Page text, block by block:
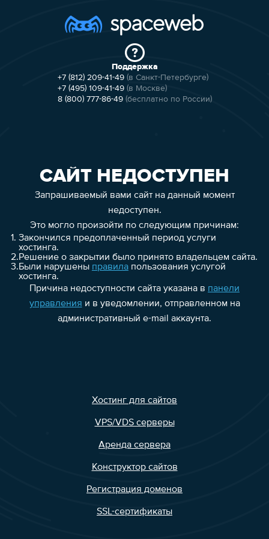
Поддержка
+7 (812) 209-41-49 (в Санкт-Петербурге)
+7 (495) 109-41-49 (в Москве)
8 (800) 777-86-49 (бесплатно по России)
САЙТ НЕДОСТУПЕН
Запрашиваемый вами сайт на данный момент
недоступен.
Это могло произойти по следующим причинам:
1. Закончился предоплаченный период услуги
хостинга.
2.Решение о закрытии было принято владельцем сайта.
3.Были нарушены правилапользования услугой
хостинга.
Причина недоступности сайта указана в панели
управления и в уведомлении, отправленном на
административный e-mail аккаунта.
Хостинг для сайтов
VPS/VDS серверы
Аренда сервера
Конструктор сайтов
Регистрация доменов
SSL-сертификаты